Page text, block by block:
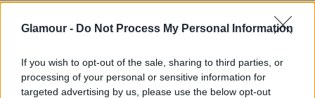
Glamour - Do Not Process My Personal Information
If you wish to opt-out of the sale, sharing to third parties, or
processing of your personal or sensitive information for
targeted advertising by us, please use the below opt-out
kreációt.